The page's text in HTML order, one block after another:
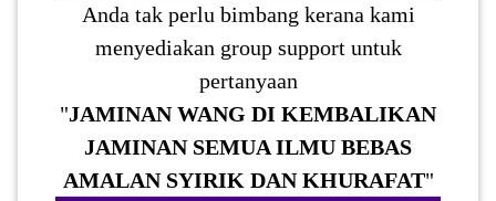
Anda tak perlu bimbang kerana kami
menyediakan group support untuk
pertanyaan
JAMINAN WANG DI KEMBALIKAN
JAMINAN SEMUA ILMU BEBAS
AMALAN SYIRIK DAN KHURAFAT